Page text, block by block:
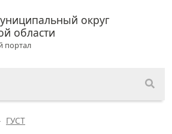
округ
области
портал
ГУСТ